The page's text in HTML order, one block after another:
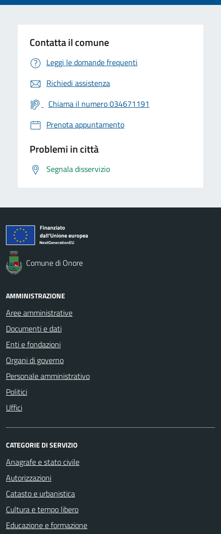
Contatta il comune
Leggi le domande frequenti
Richiedi assistenza
Chiama il numero 034671191
Prenota appuntamento
Problemi in città
Segnala disservizio
Comune di Onore
AMMINISTRAZIONE
Aree amministrative
Documenti e dati
Enti e fondazioni
Organi di governo
Personale amministrativo
Politici
Uffici
CATEGORIE DI SERVIZIO
Anagrafe e stato civile
Autorizzazioni
Catasto e urbanistica
Cultura e tempo libero
Educazione e formazione